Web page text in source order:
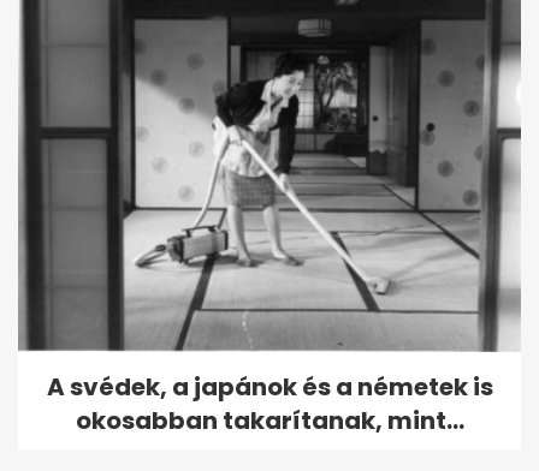
A svédek, a japánok és a németek is
okosabban takarítanak, mint...